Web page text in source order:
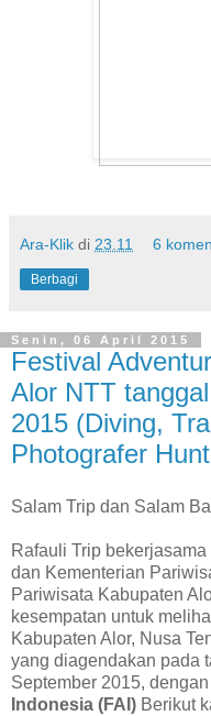
Ara-Klik di 23.11 6
Berbagi
Senin, 06 April 2015
Festival
Alor NTT
2015 (Diving,
Photografer
Salam Trip dan Salam
Rafauli Trip
dan Kementerian
Pariwisata Kabupaten
kesempatan untuk
Kabupaten Alor, Nusa
yang diagendakan pada
September 2015,
Indonesia (FAI) Berikut